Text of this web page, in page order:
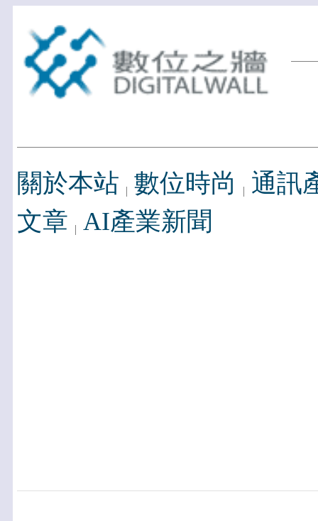
關於本站 數位時尚
通訊
文章 AI產業新聞